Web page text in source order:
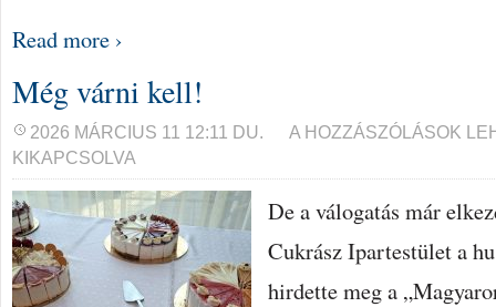
Read more ›
Még várni kell!
2026 MÁRCIUS 11 12:11 DU.
MÉG
BEJEGYZÉSHEZ
A HOZZÁSZÓLÁSOK
KIKAPCSOLVA
De a válogatás már
Cukrász Ipartestület a
hirdette meg a